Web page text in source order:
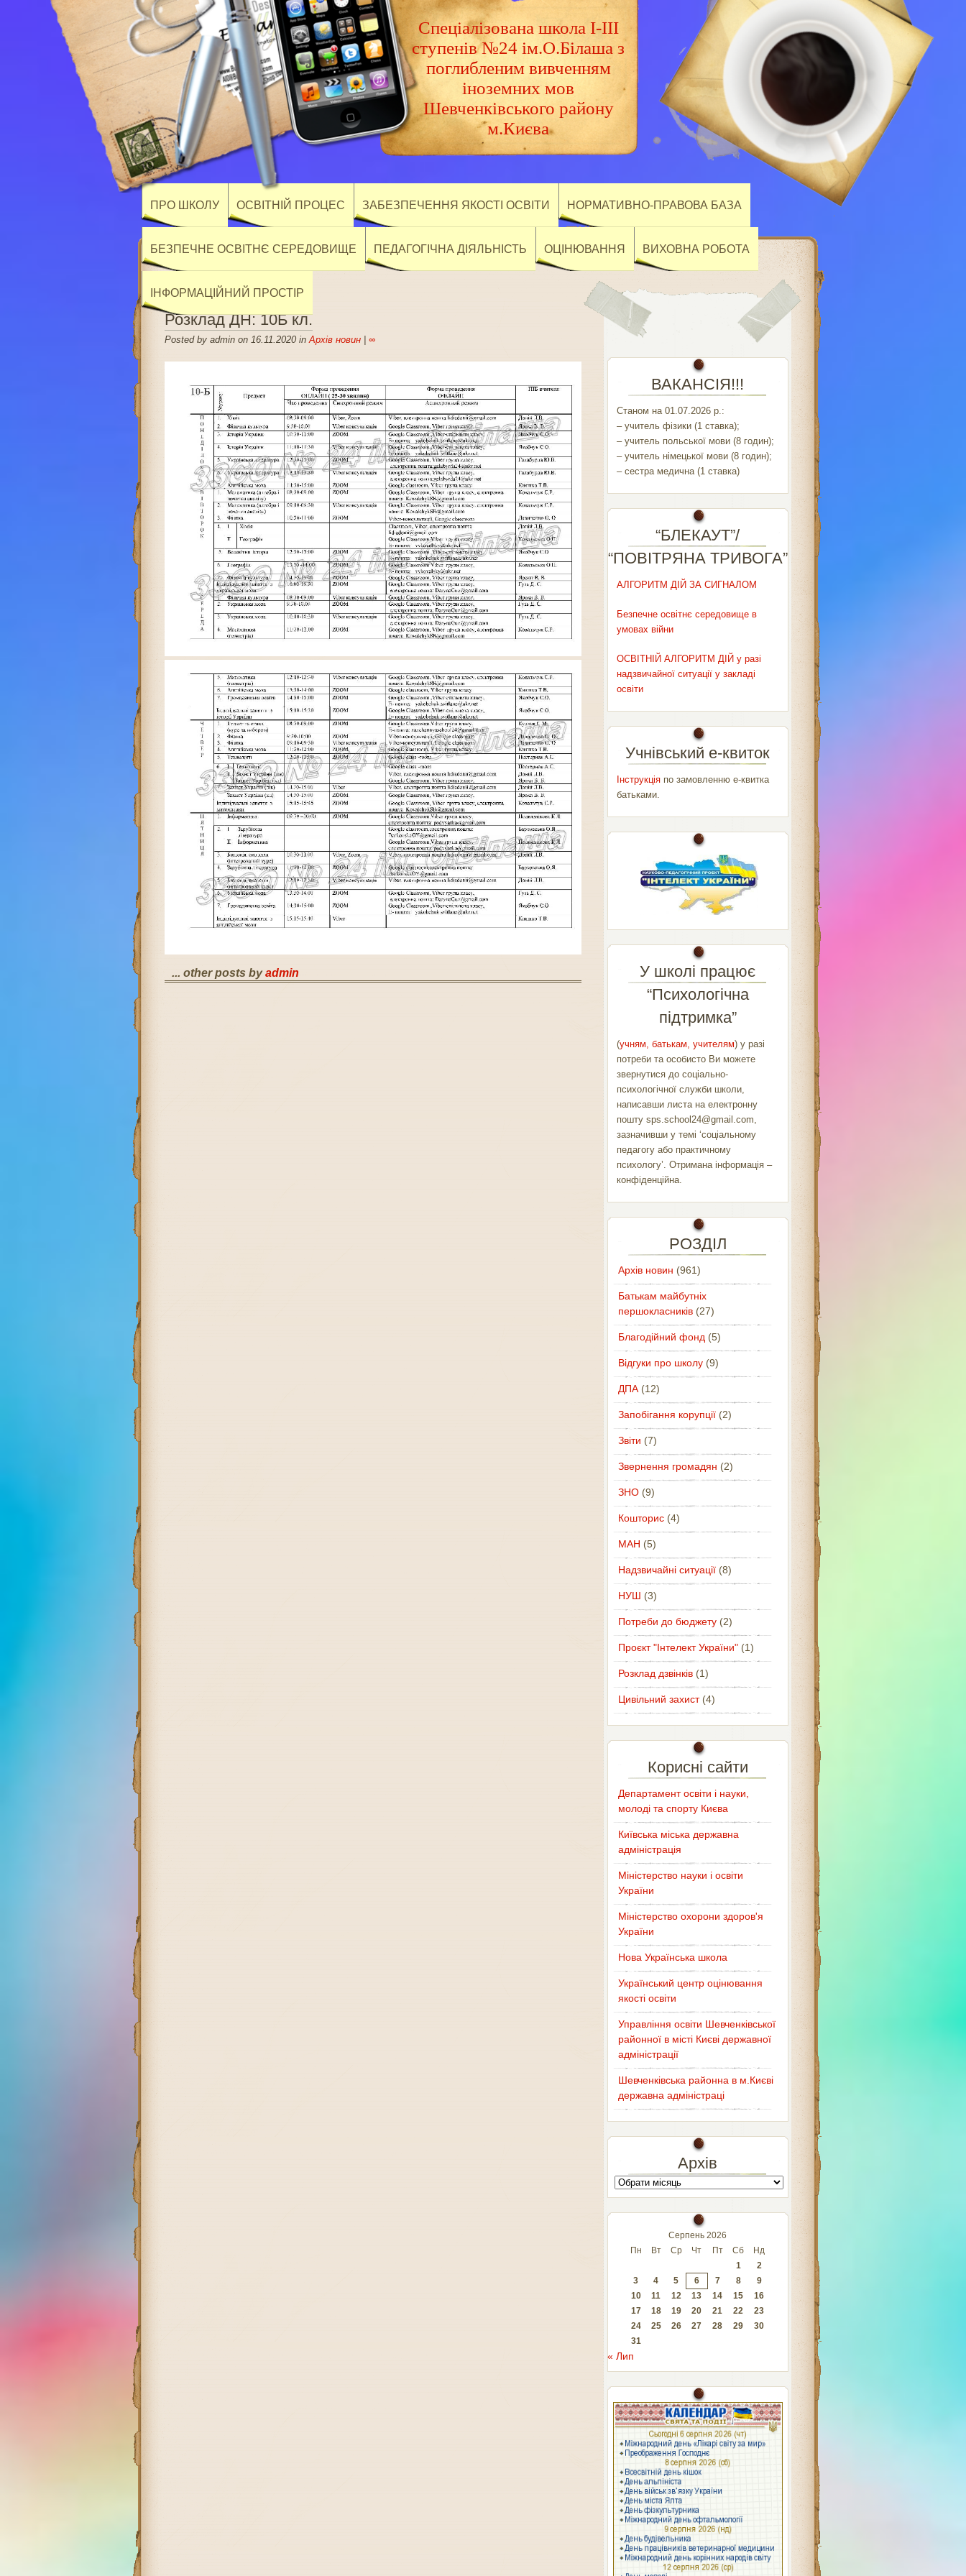
Спеціалізована школа І-ІІІ
ступенів №24 ім.О.Білаша з
поглибленим вивченням
іноземних мов
Шевченківського району
м.Києва
ПРО ШКОЛУ ОСВІТНІЙ ПРОЦЕС ЗАБЕЗПЕЧЕННЯ ЯКОСТІ ОСВІТИ НОРМАТИВНО-ПРАВОВА БАЗА
БЕЗПЕЧНЕ ОСВІТНЄ СЕРЕДОВИЩЕ ПЕДАГОГІЧНА ДІЯЛЬНІСТЬ ОЦІНЮВАННЯ ВИХОВНА РОБОТА
ІНФОРМАЦІЙНИЙ ПРОСТІР
Розклад ДН: 10Б кл.
Posted by admin on 16.11.2020 inАрхів новин| ∞
... other posts byadmin
ВАКАНСІЯ!!!
Станом на 01.07.2026 р.:
– учитель фізики (1 ставка);
– учитель польської мови (8 годин);
– учитель німецької мови (8 годин);
– сестра медична (1 ставка)
“БЛЕКАУТ”/
“ПОВІТРЯНА ТРИВОГА”
АЛГОРИТМ ДІЙ ЗА СИГНАЛОМ
Безпечне освітнє середовище в
умовах війни
ОСВІТНІЙ АЛГОРИТМ ДІЙ у разі
надзвичайної ситуації у закладі
освіти
Учнівський е-квиток
Інструкціяпо замовленню е-квитка
батьками.
У школі працює
“Психологічна
підтримка”
(учням, батькам, учителям) у разі
потреби та особисто Ви можете
звернутися до соціально-
психологічної служби школи,
написавши листа на електронну
пошту sps.school24@gmail.com,
зазначивши у темі ‘соціальному
педагогу або практичному
психологу’. Отримана інформація –
конфіденційна.
РОЗДІЛ
Архів новин (961)
Батькам майбутніх
першокласників(27)
Благодійний фонд (5)
Відгуки про школу(9)
ДПА(12)
Запобігання корупції(2)
Звіти (7)
Звернення громадян (2)
ЗНО(9)
Кошторис(4)
МАН (5)
Надзвичайні ситуації(8)
НУШ (3)
Потреби до бюджету(2)
Проєкт "Інтелект України"(1)
Розклад дзвінків(1)
Цивільний захист(4)
Корисні сайти
Департамент освіти і науки,
молоді та спорту Києва
Київська міська державна
адміністрація
Міністерство науки і освіти
України
Міністерство охорони здоров'я
України
Нова Українська школа
Український центр оцінювання
якості освіти
Управління освіти Шевченківської
районної в місті Києві державної
адміністрації
Шевченківська районна в м.Києві
державна адміністраці
Архів
Серпень 2026
Пн
Вт Ср Чт Пт Сб
Нд
1
2
3
4 5 6 7 8
9
10
11 12 13 14 15
16
17
18 19 20 21 22
23
24
25 26 27 28 29
30
31
« Лип